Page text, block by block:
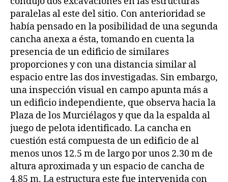
paralelas al este del sitio. Con anterioridad se
había pensado en la posibilidad de una segunda
cancha anexa a ésta, tomando en cuenta la
presencia de un edificio de similares
proporciones y con una distancia similar al
espacio entre las dos investigadas. Sin embargo,
una inspección visual en campo apunta más a
un edificio independiente, que observa hacia la
Plaza de los Murciélagos y que da la espalda al
juego de pelota identificado. La cancha en
cuestión está compuesta de un edificio de al
menos unos 12.5 m de largo por unos 2.30 m de
altura aproximada y un espacio de cancha de
4.85 m. La estructura este fue intervenida con